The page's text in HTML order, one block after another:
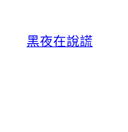
黑夜在說謊